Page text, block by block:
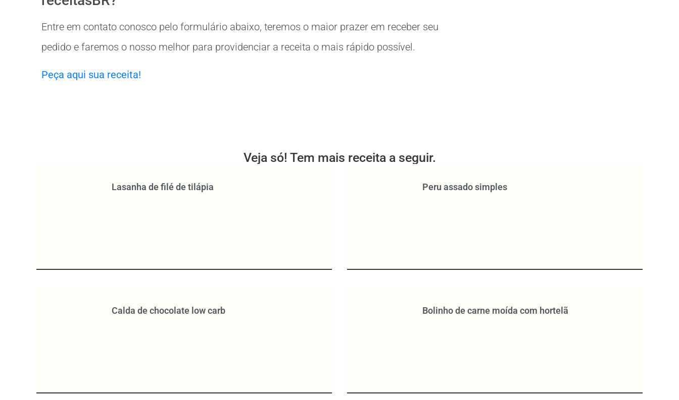
Entre em contato conosco pelo formulário abaixo, teremos o maior prazer em receber seu
pedido e faremos o nosso melhor para providenciar a receita o mais rápido possível.
Peça aqui sua receita!
Veja só! Tem mais receita a seguir.
Lasanha de filé de tilápia Peru assado simples
Calda de chocolate low carb Bolinho de carne moída com hortelã